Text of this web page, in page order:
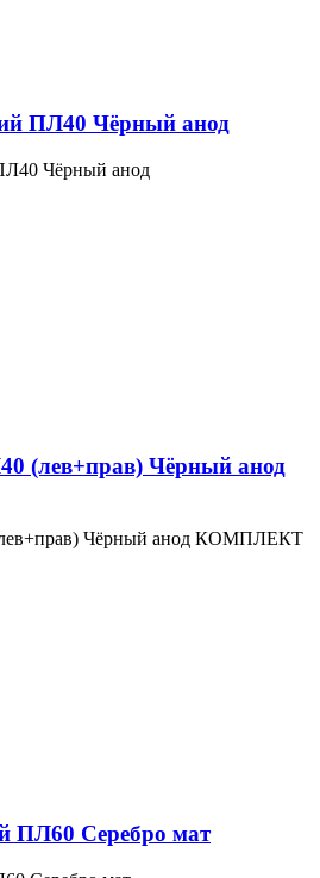
ПЛ40 Чёрный анод
Чёрный анод
(лев+прав) Чёрный анод
Чёрный анод КОМПЛЕКТ
ПЛ60 Серебро мат